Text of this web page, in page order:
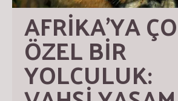
AFRİKA’YA
ÖZEL BİR
YOLCULUK: